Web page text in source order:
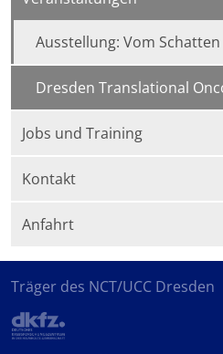
Ausstellung: Vom
Dresden Translational
Jobs und Training
Kontakt
Anfahrt
Träger des NCT/UCC Dresden